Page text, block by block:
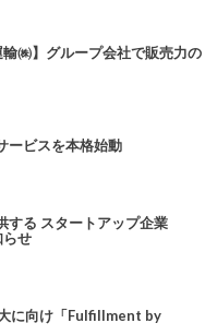
㈱】グループ会社で販売力の
ービスを本格始動
する スタートアップ企業
らせ
に向け「Fulfillment by